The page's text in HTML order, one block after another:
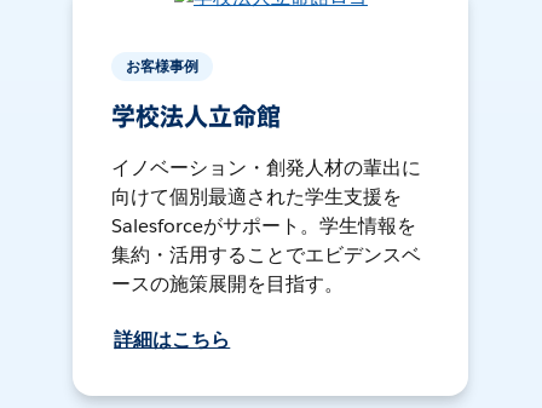
お客様事例
学校法人立命館
イノベーション・創発人材の輩出に
向けて個別最適された学生支援を
Salesforceがサポート。学生情報を
集約・活用することでエビデンスベ
ースの施策展開を目指す。
詳細はこちら